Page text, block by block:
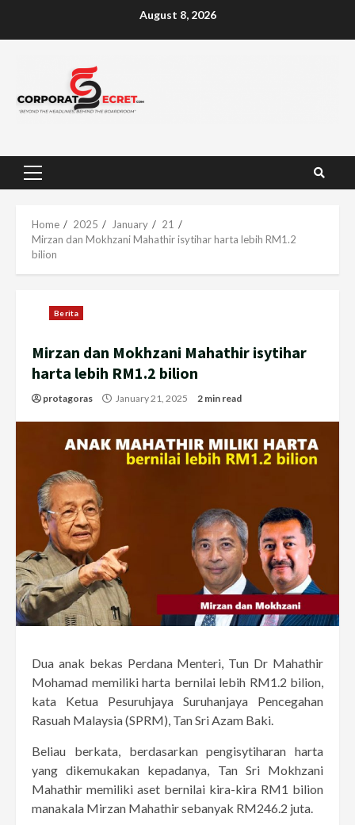
August 8, 2026
Primary
Home 2025 January
21
Mirzan dan Mokhzani Mahathir isytihar harta lebih RM1.2
bilion
Berita
Mirzan dan Mokhzani Mahathir isytihar
harta lebih RM1.2 bilion
protagoras January 21, 2025 2 min read
Dua anak bekas Perdana Menteri, Tun Dr Mahathir
Mohamad memiliki harta bernilai lebih RM1.2 bilion,
kata Ketua Pesuruhjaya Suruhanjaya Pencegahan
Rasuah Malaysia (SPRM), Tan Sri Azam Baki.
Beliau berkata, berdasarkan pengisytiharan harta
yang dikemukakan kepadanya, Tan Sri Mokhzani
Mahathir memiliki aset bernilai kira-kira RM1 bilion
manakala Mirzan Mahathir sebanyak RM246.2 juta.